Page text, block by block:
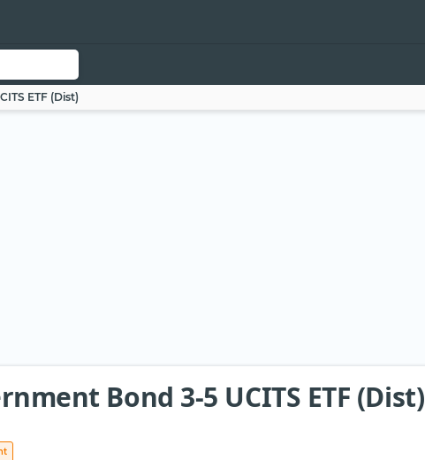
ETF (Dist)
Bond 3-5 UCITS ETF (Dist)